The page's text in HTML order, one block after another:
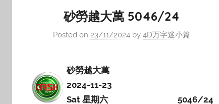
砂勞越大萬 5046/24
Posted on 23/11/2024by 4D万字迷小篇
砂勞越大萬
2024-11-23
Sat 星期六
5046/24